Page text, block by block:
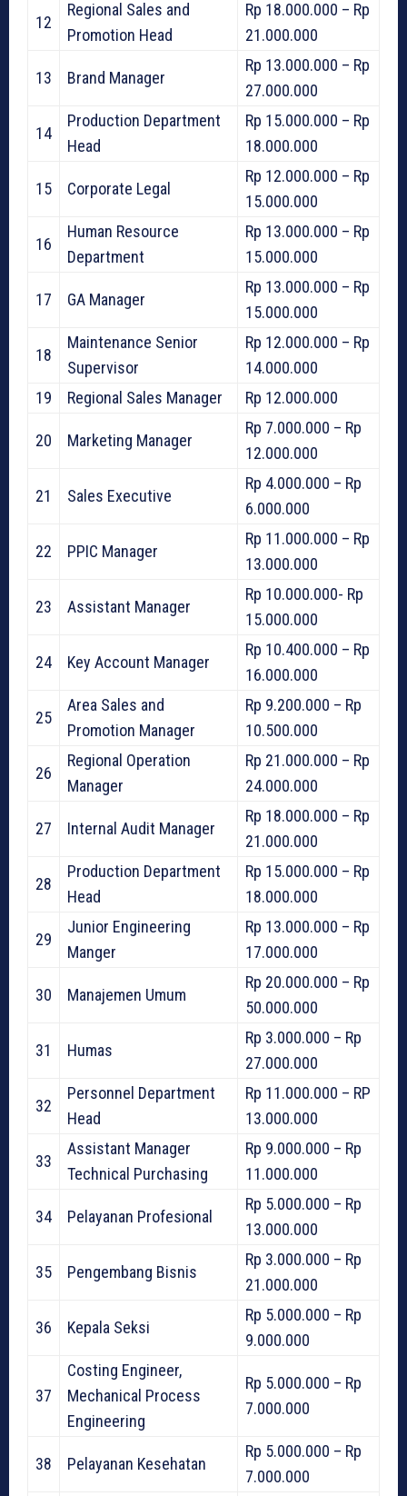
12
Regional Sales and
Promotion Head
Rp 18.000.000 – Rp
21.000.000
13 Brand Manager
Rp 13.000.000 – Rp
27.000.000
14
Production Department
Head
Rp 15.000.000 – Rp
18.000.000
15 Corporate Legal
Rp 12.000.000 – Rp
15.000.000
16
Human Resource
Department
Rp 13.000.000 – Rp
15.000.000
17 GA Manager
Rp 13.000.000 – Rp
15.000.000
18
Maintenance Senior
Supervisor
Rp 12.000.000 – Rp
14.000.000
19
Regional Sales Manager Rp 12.000.000
20 Marketing Manager
Rp 7.000.000 – Rp
12.000.000
21 Sales Executive
Rp 4.000.000 – Rp
6.000.000
22 PPIC Manager
Rp 11.000.000 – Rp
13.000.000
23 Assistant Manager
Rp 10.000.000- Rp
15.000.000
24 Key Account Manager
Rp 10.400.000 – Rp
16.000.000
25
Area Sales and
Promotion Manager
Rp 9.200.000 – Rp
10.500.000
26
Regional Operation
Manager
Rp 21.000.000 – Rp
24.000.000
27 Internal Audit Manager
Rp 18.000.000 – Rp
21.000.000
28
Production Department
Head
Rp 15.000.000 – Rp
18.000.000
29
Junior Engineering
Manger
Rp 13.000.000 – Rp
17.000.000
30 Manajemen Umum
Rp 20.000.000 – Rp
50.000.000
31 Humas
Rp 3.000.000 – Rp
27.000.000
32
Personnel Department
Head
Rp 11.000.000 – RP
13.000.000
33
Assistant Manager
Technical Purchasing
Rp 9.000.000 – Rp
11.000.000
34 Pelayanan Profesional
Rp 5.000.000 – Rp
13.000.000
35 Pengembang Bisnis
Rp 3.000.000 – Rp
21.000.000
36 Kepala Seksi
Rp 5.000.000 – Rp
9.000.000
37
Costing Engineer,
Mechanical Process
Engineering
Rp 5.000.000 – Rp
7.000.000
38 Pelayanan Kesehatan
Rp 5.000.000 – Rp
7.000.000